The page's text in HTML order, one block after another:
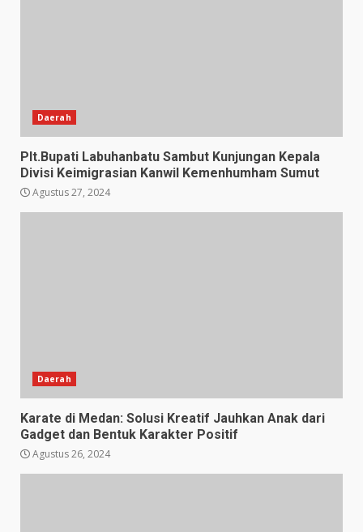
Daerah
Plt.Bupati Labuhanbatu Sambut Kunjungan Kepala
Divisi Keimigrasian Kanwil Kemenhumham Sumut
Agustus 27, 2024
Daerah
Karate di Medan: Solusi Kreatif Jauhkan Anak dari
Gadget dan Bentuk Karakter Positif
Agustus 26, 2024